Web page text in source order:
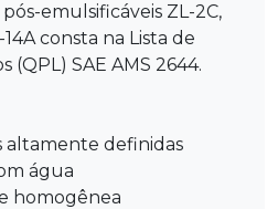
emulsificáveis ZL-2C,
consta na Lista de
SAE AMS 2644.
altamente definidas
água
homogênea